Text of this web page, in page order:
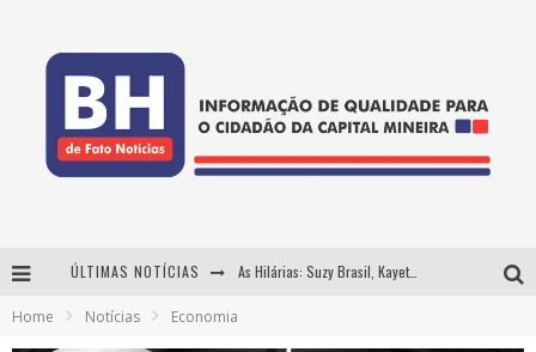
ÚLTIMAS NOTÍCIAS As Hilárias: Suzy Brasil, Kayete e Karoline Absinto retornam a Belo Horizonte para apresentação única no Teatro Sesiminas
Home Notícias Economia